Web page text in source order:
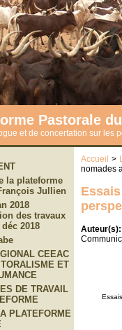
Pastorale
et de concertation sur les
la plateforme
Jullien
2018
des travaux
2018
CEEAC
ET
DE TRAVAIL
PLATEFORME
Accueil >
nomades
Auteur(s):